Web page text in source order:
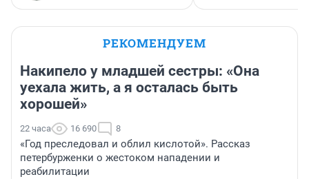
РЕКОМЕНДУЕМ
Накипело у младшей сестры: «Она
уехала жить, а я осталась быть
хорошей»
22 часа 16 690 8
«Год преследовал и облил кислотой». Рассказ
петербурженки о жестоком нападении и
реабилитации